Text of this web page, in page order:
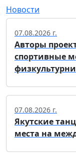
Новости
07.08.2026 г.
Авторы
спортивные
07.08.2026 г.
Якутские
места на